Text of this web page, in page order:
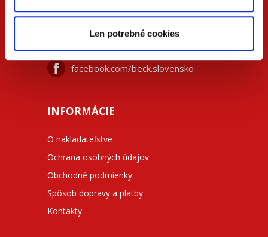
Len potrebné cookies
+420 733 734 348
facebook.com/beck.slovensko
INFORMÁCIE
O nakladateľstve
Ochrana osobných údajov
Obchodné podmienky
Spôsob dopravy a platby
Kontakty